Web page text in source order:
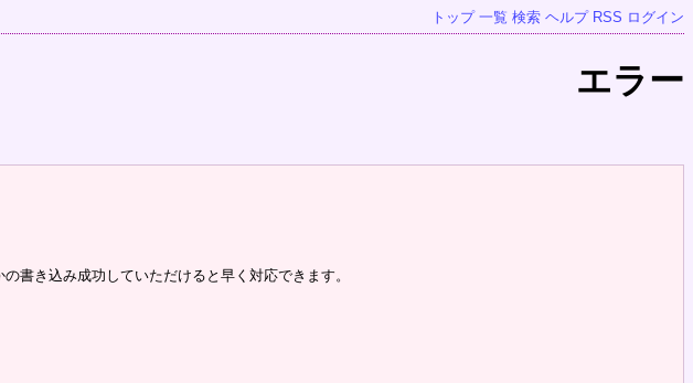
トップ 一覧 検索 ヘルプ RSS ログイン
エラー
書き込み成功していただけると早く対応できます。